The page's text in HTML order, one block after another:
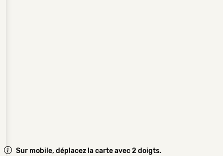
Sur mobile, déplacez la carte avec 2 doigts.